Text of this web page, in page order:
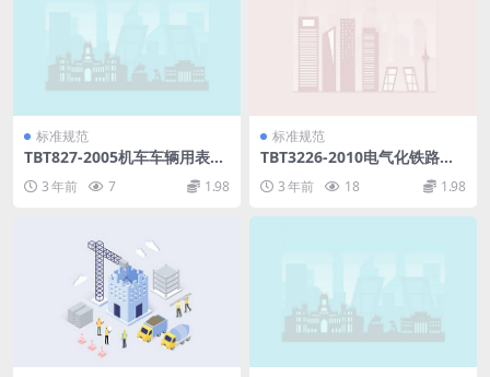
标准规范
TBT827-2005机车车辆用表管
3 年前 7 1.98
标准规范
TBT3226-2010电气化铁路牵
pdf3 年前 18 1.98